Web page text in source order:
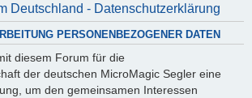
Deutschland - Datenschutzerklärung
PERSONENBEZOGENER DATEN
diesem Forum für die
der deutschen MicroMagic Segler eine
um den gemeinsamen Interessen